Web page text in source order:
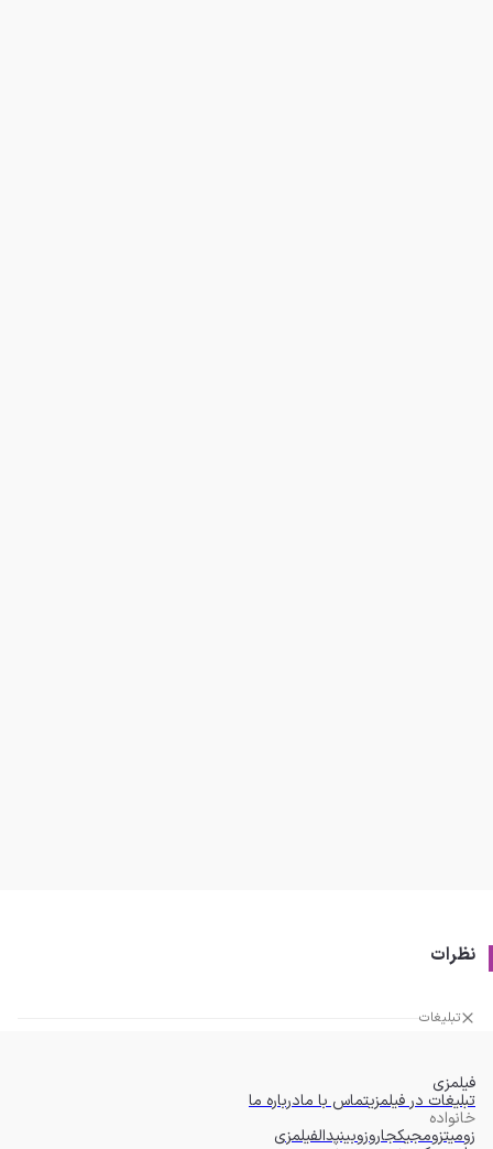
نظرات
تبلیغات
فیلمزی
تبلیغات در فیلمزیتماس با مادرباره ما
خانواده
زومیتزومجیکجاروزوبینپدالفیلمزی